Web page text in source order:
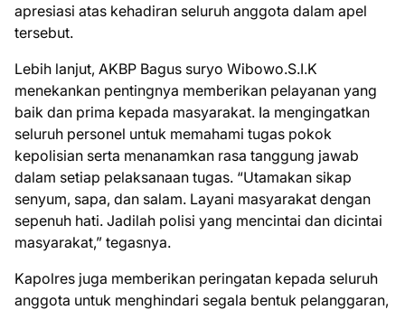
apresiasi atas kehadiran seluruh anggota dalam apel
tersebut.
Lebih lanjut, AKBP Bagus suryo Wibowo.S.I.K
menekankan pentingnya memberikan pelayanan yang
baik dan prima kepada masyarakat. Ia mengingatkan
seluruh personel untuk memahami tugas pokok
kepolisian serta menanamkan rasa tanggung jawab
dalam setiap pelaksanaan tugas. “Utamakan sikap
senyum, sapa, dan salam. Layani masyarakat dengan
sepenuh hati. Jadilah polisi yang mencintai dan dicintai
masyarakat,” tegasnya.
Kapolres juga memberikan peringatan kepada seluruh
anggota untuk menghindari segala bentuk pelanggaran,